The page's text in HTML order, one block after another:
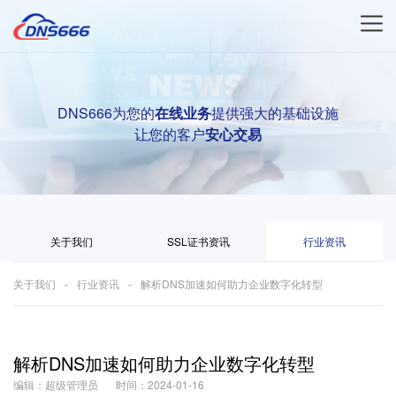
DNS666为您的在线业务提供强大的基础设施
让您的客户安心交易
关于我们 SSL证书资讯 行业资讯
关于我们 行业资讯 解析DNS加速如何助力企业数字化转型
解析DNS加速如何助力企业数字化转型
编辑：超级管理员 时间：2024-01-16